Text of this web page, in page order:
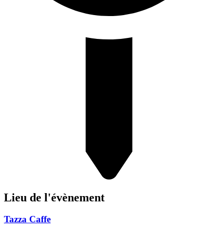
Lieu de l'évènement
Tazza Caffe